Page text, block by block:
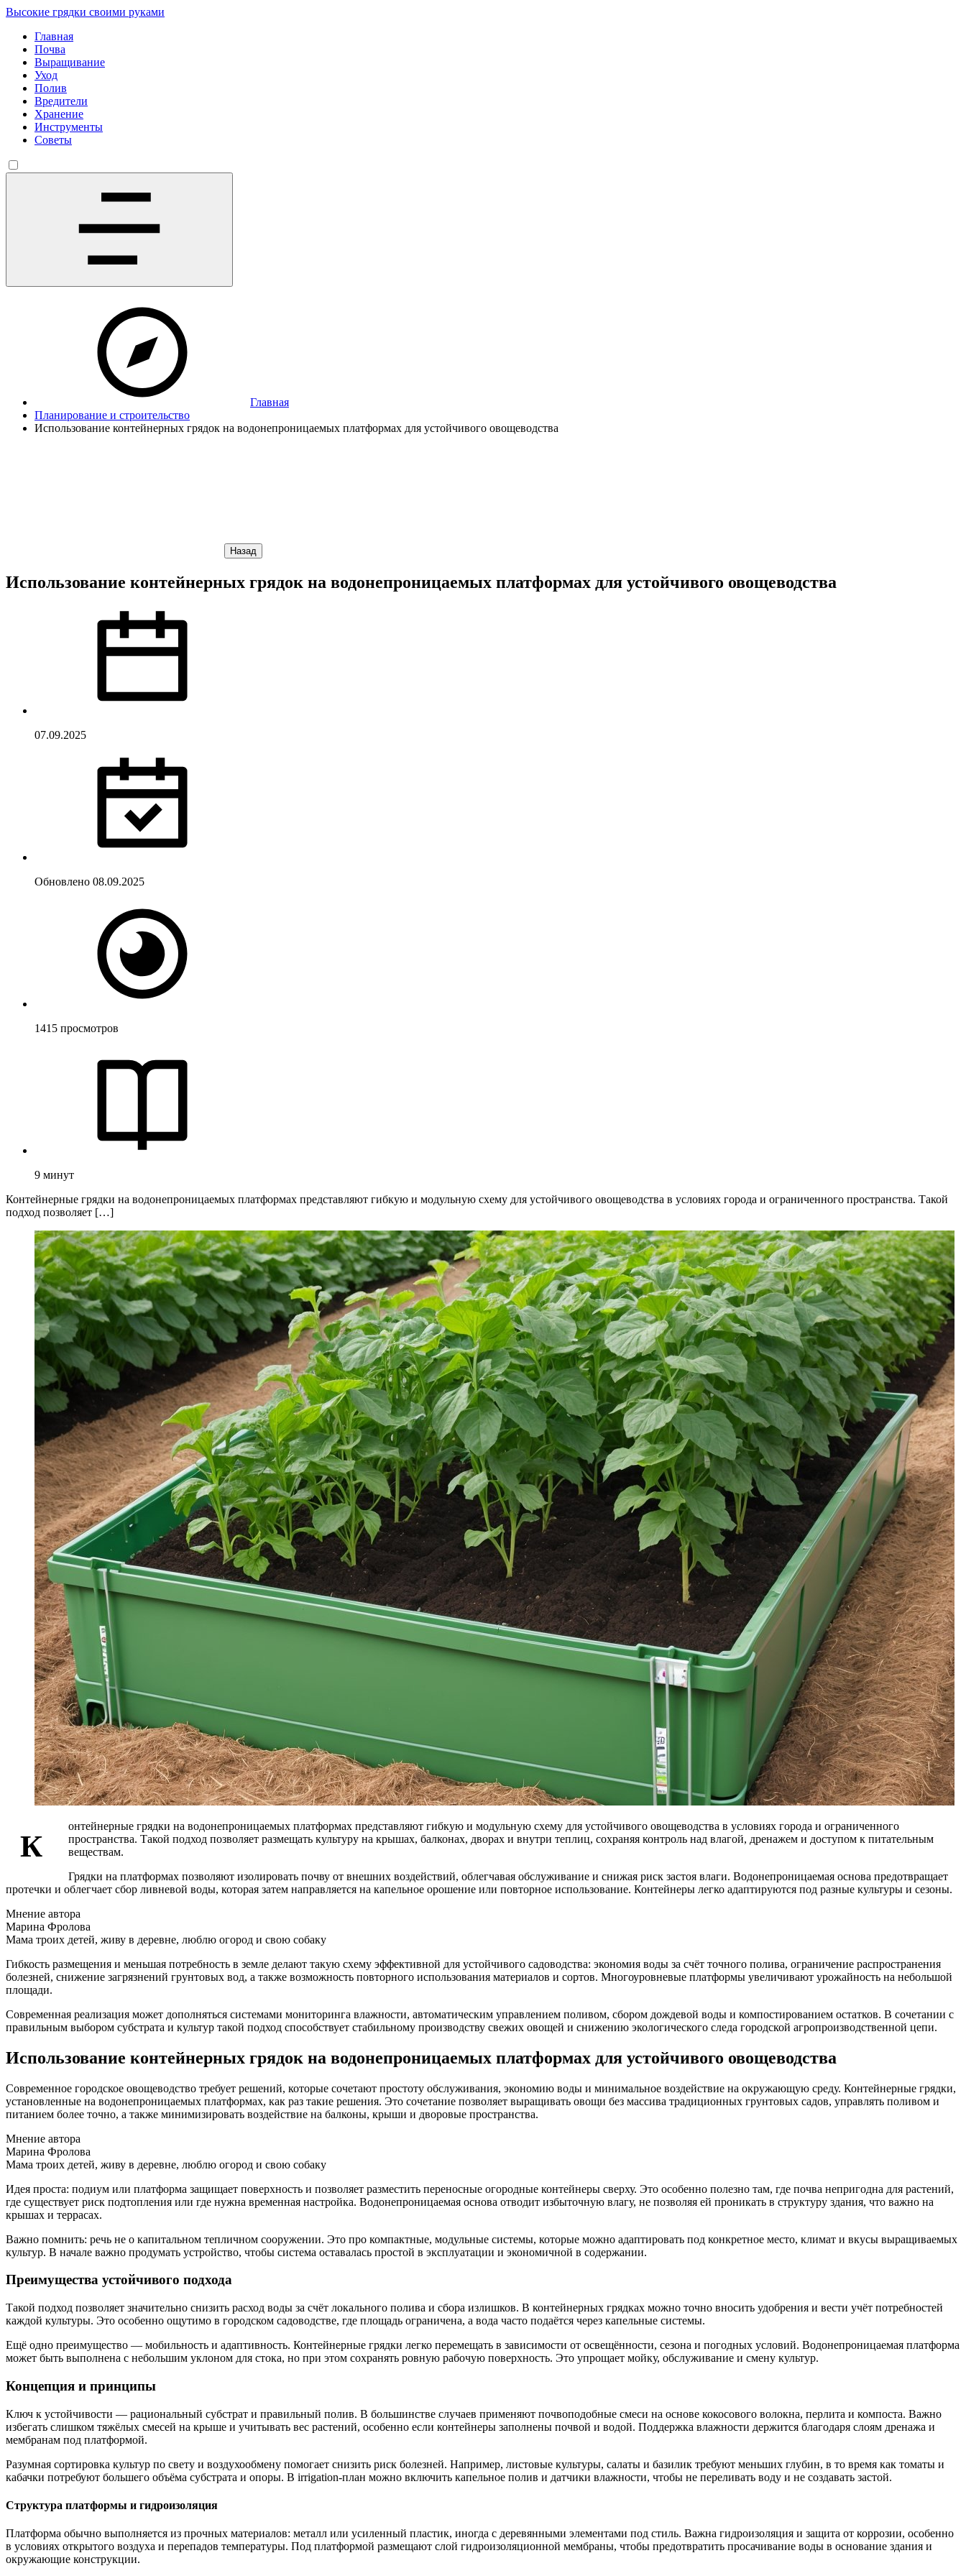
Высокие грядки своими руками
Главная
Почва
Выращивание
Уход
Полив
Вредители
Хранение
Инструменты
Советы
Главная
Планирование и строительство
Использование контейнерных грядок на водонепроницаемых платформах для устойчивого овощеводства
Назад
Использование контейнерных грядок на водонепроницаемых платформах для устойчивого овощеводства
07.09.2025
Обновлено 08.09.2025
1415 просмотров
9 минут
Контейнерные грядки на водонепроницаемых платформах представляют гибкую и модульную схему для устойчивого овощеводства в условиях города и ограниченного пространства. Такой
подход позволяет […]
К
онтейнерные грядки на водонепроницаемых платформах представляют гибкую и модульную схему для устойчивого овощеводства в условиях города и ограниченного
пространства. Такой подход позволяет размещать культуру на крышах, балконах, дворах и внутри теплиц, сохраняя контроль над влагой, дренажем и доступом к питательным
веществам.
Грядки на платформах позволяют изолировать почву от внешних воздействий, облегчавая обслуживание и снижая риск застоя влаги. Водонепроницаемая основа предотвращает
протечки и облегчает сбор ливневой воды, которая затем направляется на капельное орошение или повторное использование. Контейнеры легко адаптируются под разные культуры и сезоны.
Мнение автора
Марина Фролова
Мама троих детей, живу в деревне, люблю огород и свою собаку
Гибкость размещения и меньшая потребность в земле делают такую схему эффективной для устойчивого садоводства: экономия воды за счёт точного полива, ограничение распространения
болезней, снижение загрязнений грунтовых вод, а также возможность повторного использования материалов и сортов. Многоуровневые платформы увеличивают урожайность на небольшой
площади.
Современная реализация может дополняться системами мониторинга влажности, автоматическим управлением поливом, сбором дождевой воды и компостированием остатков. В сочетании с
правильным выбором субстрата и культур такой подход способствует стабильному производству свежих овощей и снижению экологического следа городской агропроизводственной цепи.
Использование контейнерных грядок на водонепроницаемых платформах для устойчивого овощеводства
Современное городское овощеводство требует решений, которые сочетают простоту обслуживания, экономию воды и минимальное воздействие на окружающую среду. Контейнерные грядки,
установленные на водонепроницаемых платформах, как раз такие решения. Это сочетание позволяет выращивать овощи без массива традиционных грунтовых садов, управлять поливом и
питанием более точно, а также минимизировать воздействие на балконы, крыши и дворовые пространства.
Мнение автора
Марина Фролова
Мама троих детей, живу в деревне, люблю огород и свою собаку
Идея проста: подиум или платформа защищает поверхность и позволяет разместить переносные огородные контейнеры сверху. Это особенно полезно там, где почва непригодна для растений,
где существует риск подтопления или где нужна временная настройка. Водонепроницаемая основа отводит избыточную влагу, не позволяя ей проникать в структуру здания, что важно на
крышах и террасах.
Важно помнить: речь не о капитальном тепличном сооружении. Это про компактные, модульные системы, которые можно адаптировать под конкретное место, климат и вкусы выращиваемых
культур. В начале важно продумать устройство, чтобы система оставалась простой в эксплуатации и экономичной в содержании.
Преимущества устойчивого подхода
Такой подход позволяет значительно снизить расход воды за счёт локального полива и сбора излишков. В контейнерных грядках можно точно вносить удобрения и вести учёт потребностей
каждой культуры. Это особенно ощутимо в городском садоводстве, где площадь ограничена, а вода часто подаётся через капельные системы.
Ещё одно преимущество — мобильность и адаптивность. Контейнерные грядки легко перемещать в зависимости от освещённости, сезона и погодных условий. Водонепроницаемая платформа
может быть выполнена с небольшим уклоном для стока, но при этом сохранять ровную рабочую поверхность. Это упрощает мойку, обслуживание и смену культур.
Концепция и принципы
Ключ к устойчивости — рациональный субстрат и правильный полив. В большинстве случаев применяют почвоподобные смеси на основе кокосового волокна, перлита и компоста. Важно
избегать слишком тяжёлых смесей на крыше и учитывать вес растений, особенно если контейнеры заполнены почвой и водой. Поддержка влажности держится благодаря слоям дренажа и
мембранам под платформой.
Разумная сортировка культур по свету и воздухообмену помогает снизить риск болезней. Например, листовые культуры, салаты и базилик требуют меньших глубин, в то время как томаты и
кабачки потребуют большего объёма субстрата и опоры. В irrigation-план можно включить капельное полив и датчики влажности, чтобы не переливать воду и не создавать застой.
Структура платформы и гидроизоляция
Платформа обычно выполняется из прочных материалов: металл или усиленный пластик, иногда с деревянными элементами под стиль. Важна гидроизоляция и защита от коррозии, особенно
в условиях открытого воздуха и перепадов температуры. Под платформой размещают слой гидроизоляционной мембраны, чтобы предотвратить просачивание воды в основание здания и
окружающие конструкции.